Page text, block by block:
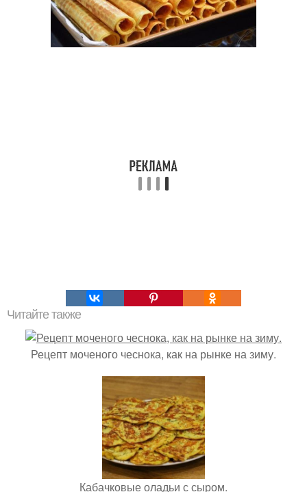
Читайте также
Рецепт моченого чеснока, как на рынке на зиму.
Кабачковые оладьи с сыром.